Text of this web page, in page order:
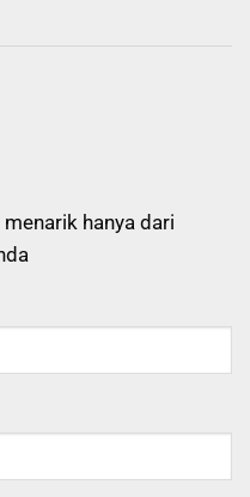
hanya dari